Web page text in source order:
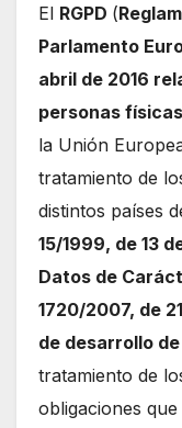
El RGPD (
Parlamento
abril de 2016
personas físicas
la Unión
tratamiento de
distintos países
15/1999, de 13
Datos de
1720/2007, de
de desarrollo de
tratamiento de
obligaciones